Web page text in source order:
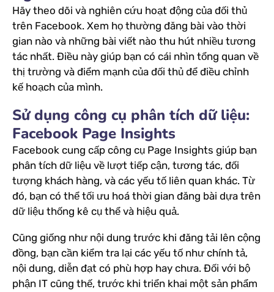
Hãy theo dõi và nghiên cứu hoạt động của đối thủ
trên Facebook. Xem họ thường đăng bài vào thời
gian nào và những bài viết nào thu hút nhiều tương
tác nhất. Điều này giúp bạn có cái nhìn tổng quan về
thị trường và điểm mạnh của đối thủ để điều chỉnh
kế hoạch của mình.
Sử dụng công cụ phân tích dữ liệu:
Facebook Page Insights
Facebook cung cấp công cụ Page Insights giúp bạn
phân tích dữ liệu về lượt tiếp cận, tương tác, đối
tượng khách hàng, và các yếu tố liên quan khác. Từ
đó, bạn có thể tối ưu hoá thời gian đăng bài dựa trên
dữ liệu thống kê cụ thể và hiệu quả.
Cũng giống như nội dung trước khi đăng tải lên cộng
đồng, bạn cần kiểm tra lại các yếu tố như chính tả,
nội dung, diễn đạt có phù hợp hay chưa. Đối với bộ
phận IT cũng thế, trước khi triển khai một sản phẩm